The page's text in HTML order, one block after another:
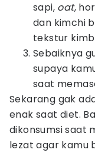
sapi, oat,
dan kimchi
tekstur
Sebaiknya
supaya
saat
Sekarang gak
enak saat diet.
dikonsumsi saat
lezat agar kamu